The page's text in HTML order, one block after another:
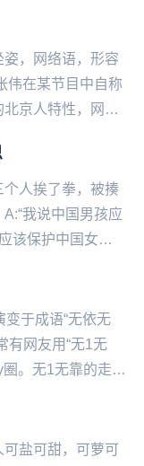
，网络语，形容
伟在某节目中自称
京人特性，网友
人挨了拳，被揍
我说中国男孩应
该保护中国女
于成语“无依无
有网友用“无1无
。无1无靠的走红
盐可甜，可萝可